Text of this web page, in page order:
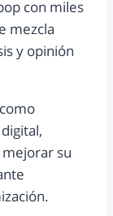
con miles
mezcla
y opinión
mejorar su